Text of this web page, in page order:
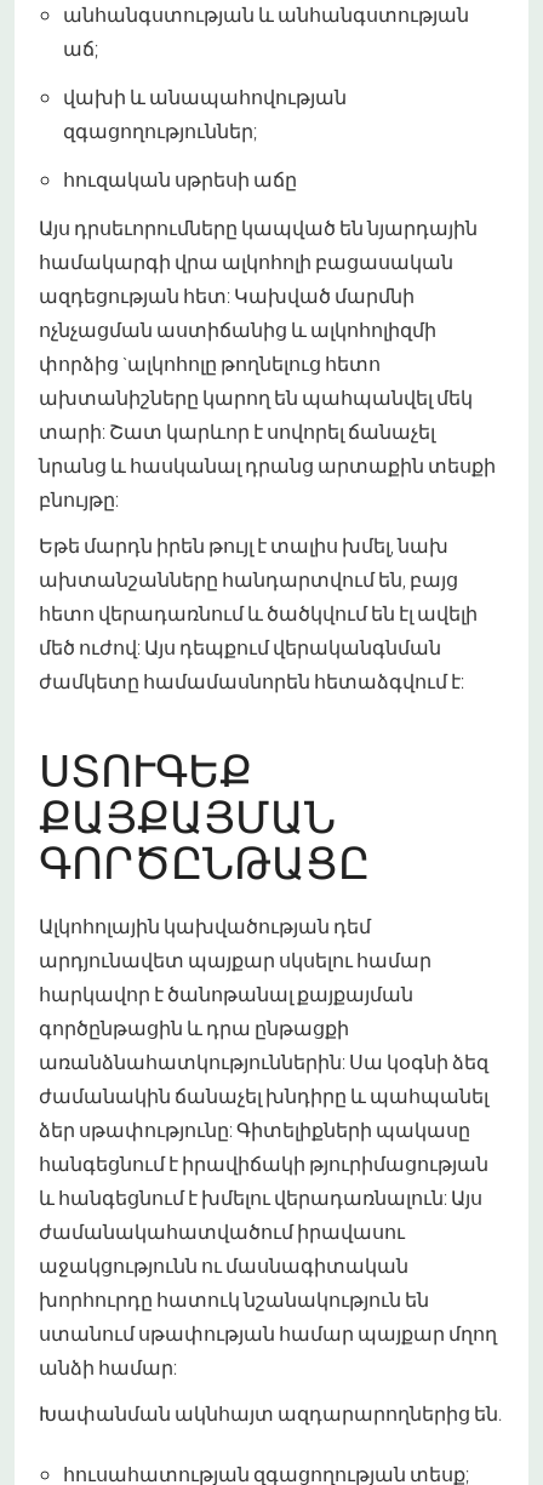
անհանգստության և անհանգստության
աճ;
վախի և անապահովության
զգացողություններ;
հուզական սթրեսի աճը
Այս դրսեւորումները կապված են նյարդային
համակարգի վրա ալկոհոլի բացասական
ազդեցության հետ: Կախված մարմնի
ոչնչացման աստիճանից և ալկոհոլիզմի
փորձից `ալկոհոլը թողնելուց հետո
ախտանիշները կարող են պահպանվել մեկ
տարի: Շատ կարևոր է սովորել ճանաչել
նրանց և հասկանալ դրանց արտաքին տեսքի
բնույթը:
Եթե մարդն իրեն թույլ է տալիս խմել, նախ
ախտանշանները հանդարտվում են, բայց
հետո վերադառնում և ծածկվում են էլ ավելի
մեծ ուժով: Այս դեպքում վերականգնման
ժամկետը համամասնորեն հետաձգվում է:
ՍՏՈՒԳԵՔ
ՔԱՅՔԱՅՄԱՆ
ԳՈՐԾԸՆԹԱՑԸ
Ալկոհոլային կախվածության դեմ
արդյունավետ պայքար սկսելու համար
հարկավոր է ծանոթանալ քայքայման
գործընթացին և դրա ընթացքի
առանձնահատկություններին: Սա կօգնի ձեզ
ժամանակին ճանաչել խնդիրը և պահպանել
ձեր սթափությունը: Գիտելիքների պակասը
հանգեցնում է իրավիճակի թյուրիմացության
և հանգեցնում է խմելու վերադառնալուն: Այս
ժամանակահատվածում իրավասու
աջակցությունն ու մասնագիտական
խորհուրդը հատուկ նշանակություն են
ստանում սթափության համար պայքար մղող
անձի համար:
Խափանման ակնհայտ ազդարարողներից են.
հուսահատության զգացողության տեսք;